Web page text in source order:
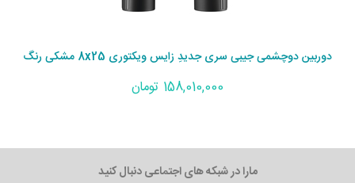
دوربین دوچشمی جیبی سری جدیدِ زایس ویکتوری 8x25 مشکی رنگ
158,010,000 تومان
مارا در شبکه های اجتماعی دنبال کنید